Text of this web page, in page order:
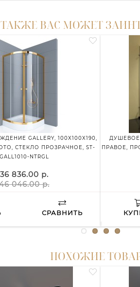
ТАКЖЕ ВАС МОЖЕТ
GALLERY, 100X100X190,
СТЕКЛО ПРОЗРАЧНОЕ, ST-
GALL1010-NTRGL
36 836.00 р.
046.00 р.
СРАВНИТЬ
ДУШЕВОЕ
ПРАВОЕ,
ПОХОЖИЕ